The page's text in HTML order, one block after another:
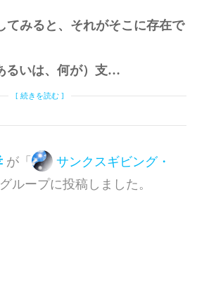
てみると、それがそこに存在で
るいは、何が）支…
[ 続きを読む ]
が「
サンクスギビング・
グループに投稿しました。